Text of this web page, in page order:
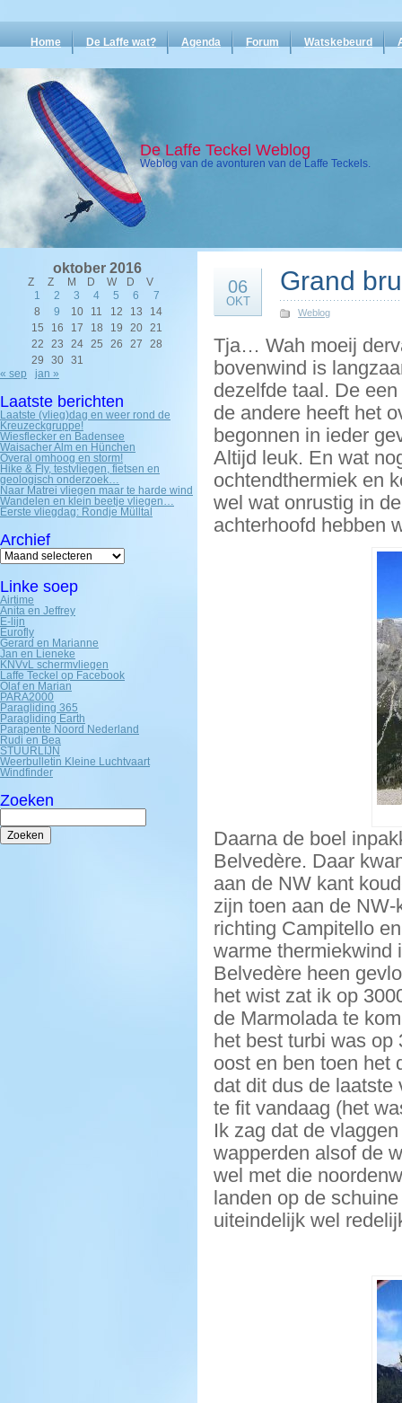
Home De Laffe wat? Agenda Forum Watskebeurd
De Laffe Teckel Weblog
Weblog van de avonturen van de Laffe Teckels.
oktober 2016
Z Z M D W D
V
1
2 3 4 5 6
7
8
9 10 11 12 13
14
15
16 17 18 19 20
21
22
23 24 25 26 27
28
29
30
31
« sep
jan »
Laatste berichten
Laatste (vlieg)dag en weer rond de
Kreuzeckgruppe!
Wiesflecker en Badensee
Waisacher Alm en Hünchen
Overal omhoog en storm!
Hike & Fly, testvliegen, fietsen en
geologisch onderzoek…
Naar Matrei vliegen maar te harde wind
Wandelen en klein beetje vliegen…
Eerste vliegdag: Rondje Mülltal
Archief
Archief
Linke soep
Airtime
Anita en Jeffrey
E-lijn
Eurofly
Gerard en Marianne
Jan en Lieneke
KNVvL schermvliegen
Laffe Teckel op Facebook
Olaf en Marian
PARA2000
Paragliding 365
Paragliding Earth
Parapente Noord Nederland
Rudi en Bea
STUURLIJN
Weerbulletin Kleine Luchtvaart
Windfinder
Zoeken
Zoeken
naar:
06
OKT
Grand
Weblog
Tja… Wah moeij
bovenwind is
dezelfde taal. De
de andere heeft het
begonnen in ieder
Altijd leuk. En wat
ochtendthermiek en
wel wat onrustig in
achterhoofd hebben
Daarna de boel
Belvedère. Daar
aan de NW kant
zijn toen aan de
richting Campitello
warme thermiekwind
Belvedère heen
het wist zat ik op
de Marmolada te
het best turbi was op
oost en ben toen het
dat dit dus de laatste
te fit vandaag (het
Ik zag dat de
wapperden alsof de
wel met die
landen op de
uiteindelijk wel